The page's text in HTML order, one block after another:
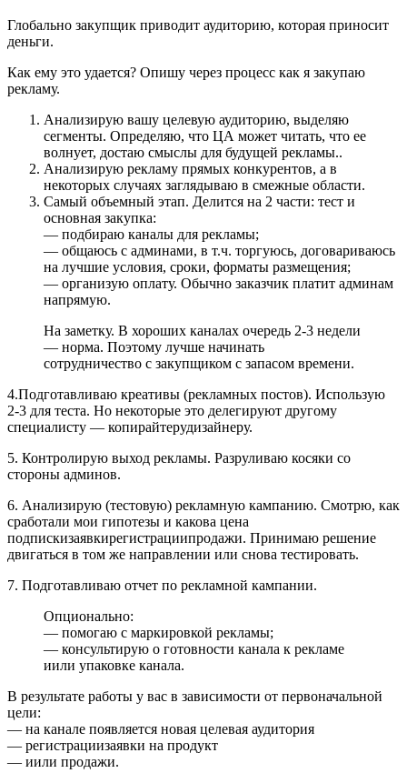
Глобально закупщик приводит аудиторию, которая приносит
деньги.
Как ему это удается? Опишу через процесс как я закупаю
рекламу.
Анализирую вашу целевую аудиторию, выделяю
сегменты. Определяю, что ЦА может читать, что ее
волнует, достаю смыслы для будущей рекламы..
Анализирую рекламу прямых конкурентов, а в
некоторых случаях заглядываю в смежные области.
Самый объемный этап. Делится на 2 части: тест и
основная закупка:
— подбираю каналы для рекламы;
— общаюсь с админами, в т.ч. торгуюсь, договариваюсь
на лучшие условия, сроки, форматы размещения;
— организую оплату. Обычно заказчик платит админам
напрямую.
На заметку. В хороших каналах очередь 2-3 недели
— норма. Поэтому лучше начинать
сотрудничество с закупщиком с запасом времени.
4.Подготавливаю креативы (рекламных постов). Использую
2-3 для теста. Но некоторые это делегируют другому
специалисту — копирайтерудизайнеру.
5. Контролирую выход рекламы. Разруливаю косяки со
стороны админов.
6. Анализирую (тестовую) рекламную кампанию. Смотрю, как
сработали мои гипотезы и какова цена
подпискизаявкирегистрациипродажи. Принимаю решение
двигаться в том же направлении или снова тестировать.
7. Подготавливаю отчет по рекламной кампании.
Опционально:
— помогаю с маркировкой рекламы;
— консультирую о готовности канала к рекламе
иили упаковке канала.
В результате работы у вас в зависимости от первоначальной
цели:
— на канале появляется новая целевая аудитория
— регистрациизаявки на продукт
— иили продажи.